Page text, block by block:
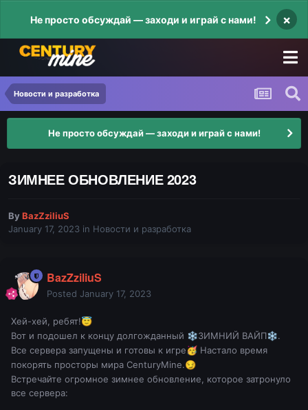
Не просто обсуждай — заходи и играй с нами! ×
Новости и разработка
Не просто обсуждай — заходи и играй с нами!
ЗИМНЕЕ ОБНОВЛЕНИЕ 2023
ByBazZziliuS
January 17, 2023 in Новости и разработка
BazZziliuS
Posted January 17, 2023
Хей-хей, ребят!😇
Вот и подошел к концу долгожданный ❄️ЗИМНИЙ ВАЙП❄️.
Все сервера запущены и готовы к игре 🥳 Настало время
покорять просторы мира CenturyMine.😏
Встречайте огромное зимнее обновление, которое затронуло
все сервера: